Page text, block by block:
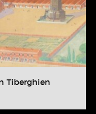
Tiberghien